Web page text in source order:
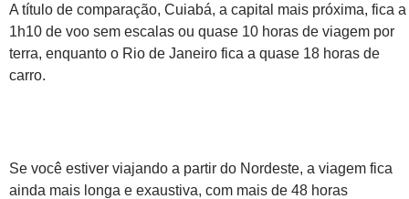
A título de comparação, Cuiabá, a capital mais próxima, fica a
1h10 de voo sem escalas ou quase 10 horas de viagem por
terra, enquanto o Rio de Janeiro fica a quase 18 horas de
carro.
Se você estiver viajando a partir do Nordeste, a viagem fica
ainda mais longa e exaustiva, com mais de 48 horas